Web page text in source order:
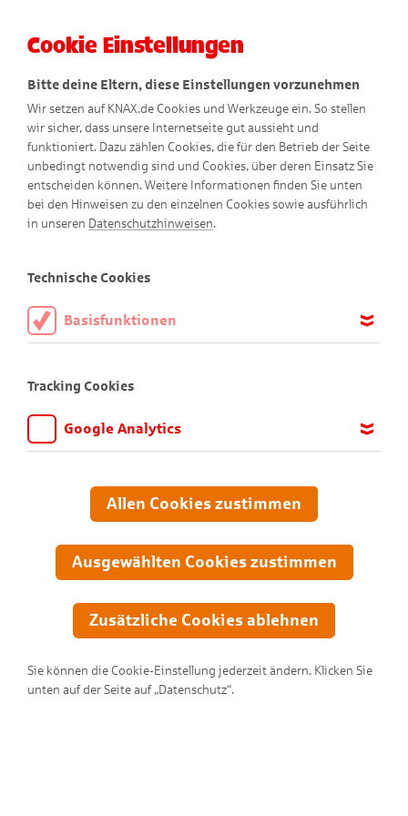
Abenteuer am Abgrund
Cookie Einstellungen
Bitte deine Eltern, diese Einstellungen vorzunehmen
Wir setzen auf KNAX.de Cookies und Werkzeuge ein. So stellen
wir sicher, dass unsere Internetseite gut aussieht und
funktioniert. Dazu zählen Cookies, die für den Betrieb der Seite
unbedingt notwendig sind und Cookies, über deren Einsatz Sie
entscheiden können. Weitere Informationen finden Sie unten
bei den Hinweisen zu den einzelnen Cookies sowie ausführlich
in unseren Datenschutzhinweisen.
Technische Cookies
Basisfunktionen
aktiviert sein.
Tracking Cookies
Google Analytics
anpassen und verbessern können. Aus diesem Grund nutzen wir
Google Analytics. Dieses Werkzeug erfasst die Seitenaufrufe zu
Übertragung anonymisiert.
Allen Cookies zustimmen
Ausgewählten Cookies zustimmen
Zusätzliche Cookies ablehnen
Sie können die Cookie-Einstellung jederzeit ändern. Klicken Sie
unten auf der Seite auf „Datenschutz“.